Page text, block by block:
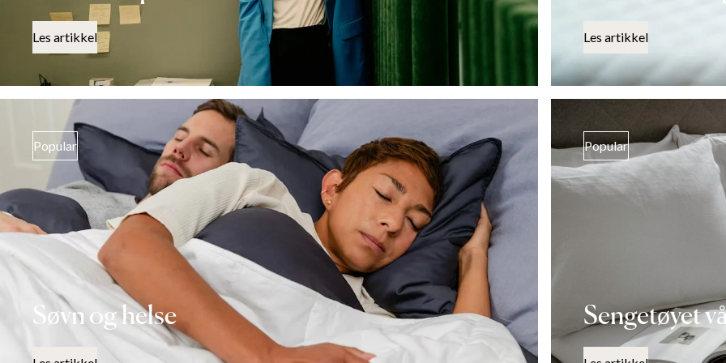
Les artikkel Les artikkel
Popular
Søvn og helse
Popular
Sengetøyet